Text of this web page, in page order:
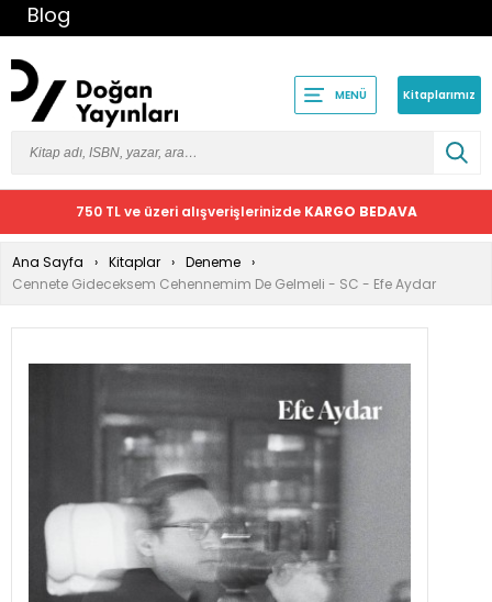
Blog
MENÜ Kitaplarımız
750 TL ve üzeri alışverişlerinizde KARGO BEDAVA
Ana Sayfa Kitaplar
Deneme
Cennete Gideceksem Cehennemim De Gelmeli - SC - Efe Aydar